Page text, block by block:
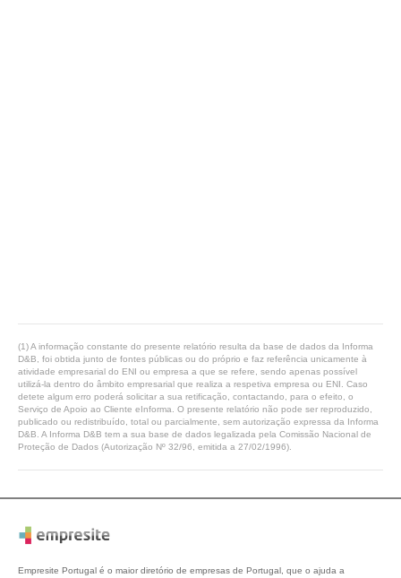
(1) A informação constante do presente relatório resulta da base de dados da Informa
D&B, foi obtida junto de fontes públicas ou do próprio e faz referência unicamente à
atividade empresarial do ENI ou empresa a que se refere, sendo apenas possível
utilizá-la dentro do âmbito empresarial que realiza a respetiva empresa ou ENI. Caso
detete algum erro poderá solicitar a sua retificação, contactando, para o efeito, o
Serviço de Apoio ao Cliente eInforma. O presente relatório não pode ser reproduzido,
publicado ou redistribuído, total ou parcialmente, sem autorização expressa da Informa
D&B. A Informa D&B tem a sua base de dados legalizada pela Comissão Nacional de
Proteção de Dados (Autorização Nº 32/96, emitida a 27/02/1996).
Empresite Portugal é o maior diretório de empresas de Portugal, que o ajuda a